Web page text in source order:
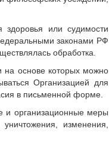
здоровья или судимости
законами РФ
обработка.
на основе которых можно
Организацией для
в письменной форме.
и организационные меры
изменения,